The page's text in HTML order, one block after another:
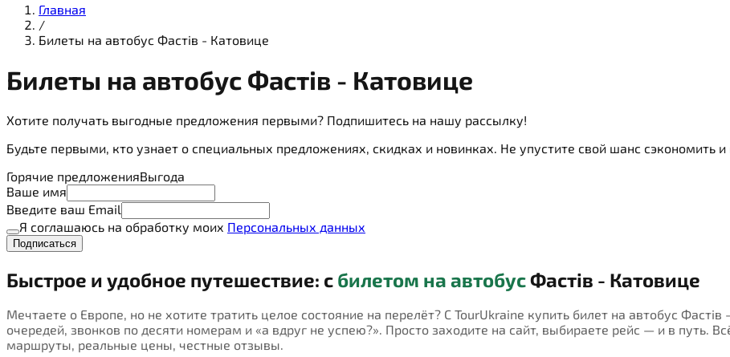
Главная
/
Билеты на автобус Фастів - Катовице
Билеты на автобус Фастів - Катовице
Хотите получать выгодные предложения первыми? Подпишитесь на нашу рассылку!
Будьте первыми, кто узнает о специальных предложениях, скидках и новинках. Не упустите свой шанс сэкономить
Горячие предложенияВыгода
Ваше имя
Введите ваш Email
Я соглашаюсь на обработку моих Персональных данных
Подписаться
Быстрое и удобное путешествие: с билетом на автобусФастів - Катовице
Мечтаете о Европе, но не хотите тратить целое состояние на перелёт? С TourUkraine купить билет на автобус
очередей, звонков по десяти номерам и «а вдруг не успею?». Просто заходите на сайт, выбираете рейс — и в путь.
маршруты, реальные цены, честные отзывы.